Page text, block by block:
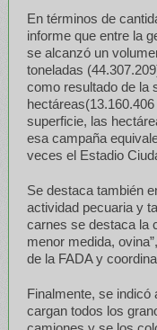
En términos de
informe que entre la
se alcanzó un
toneladas
como resultado de la
superficie, las
esa campaña
veces el Estadio
Se destaca también
actividad pecuaria y
carnes se destaca la
menor medida,
de la FADA y
Finalmente, se indicó
cargan todos los